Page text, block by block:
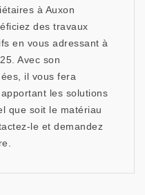
à Auxon
des travaux
en vous adressant à
Avec son
il vous fera
les solutions
que soit le matériau
le et demandez